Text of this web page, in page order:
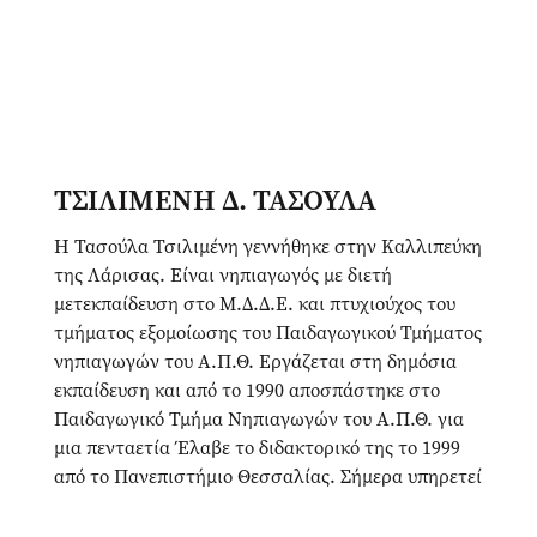
ΤΣΙΛΙΜΕΝΗ Δ. ΤΑΣΟΥΛΑ
Η Τασούλα Τσιλιμένη γεννήθηκε στην Καλλιπεύκη
της Λάρισας. Είναι νηπιαγωγός με διετή
μετεκπαίδευση στο Μ.Δ.Δ.Ε. και πτυχιούχος του
τμήματος εξομοίωσης του Παιδαγωγικού Τμήματος
νηπιαγωγών του Α.Π.Θ. Εργάζεται στη δημόσια
εκπαίδευση και από το 1990 αποσπάστηκε στο
Παιδαγωγικό Τμήμα Νηπιαγωγών του Α.Π.Θ. για
μια πενταετία Έλαβε το διδακτορικό της το 1999
από το Πανεπιστήμιο Θεσσαλίας. Σήμερα υπηρετεί